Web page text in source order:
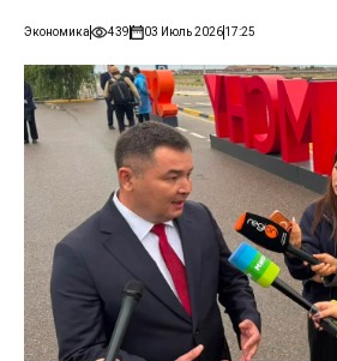
Экономика 439 03 Июль 202617:25